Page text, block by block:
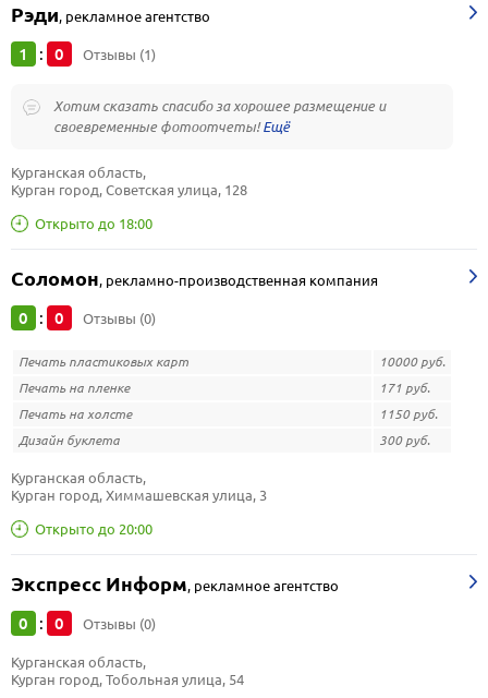
Рэди, рекламное агентство
1 : 0 Отзывы (1)
Хотим сказать спасибо за хорошее размещение и
своевременные фотоотчеты!
Открыто до 18:00
Курганская область,
Курган город, Советская улица, 128
Соломон, рекламно-производственная компания
0 : 0 Отзывы (0)
Печать пластиковых карт
10000 руб.
Печать на пленке
171 руб.
Печать на холсте
1150 руб.
Дизайн буклета
300 руб.
Открыто до 20:00
Курганская область,
Курган город, Химмашевская улица, 3
Экспресс Информ, рекламное агентство
0 : 0 Отзывы (0)
Курганская область,
Курган город, Тобольная улица, 54